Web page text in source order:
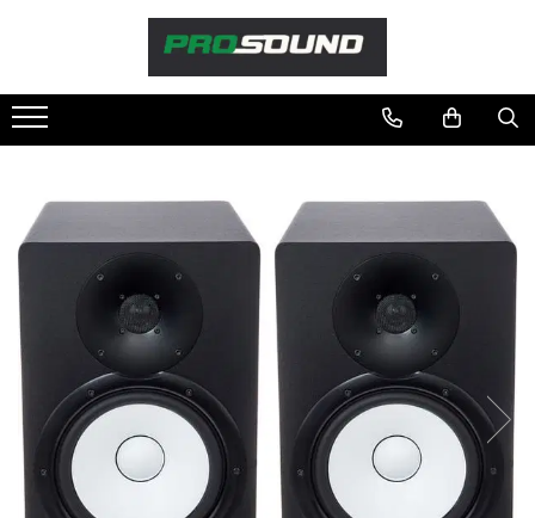
Sonorizare / PA
Adaptoare phantom
Adresare publica 100V
Amplificatoare Audio
Boxe Audio
Ecrane de difuzie
Mixere audio
Monitorizare In-Ear
Pickup-uri, platane & accesorii
Playere si Recordere
Procesoare si efecte
Shockmount